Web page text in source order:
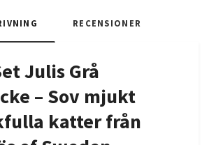
RECENSIONER
Julis Grå
– Sov mjukt
katter från